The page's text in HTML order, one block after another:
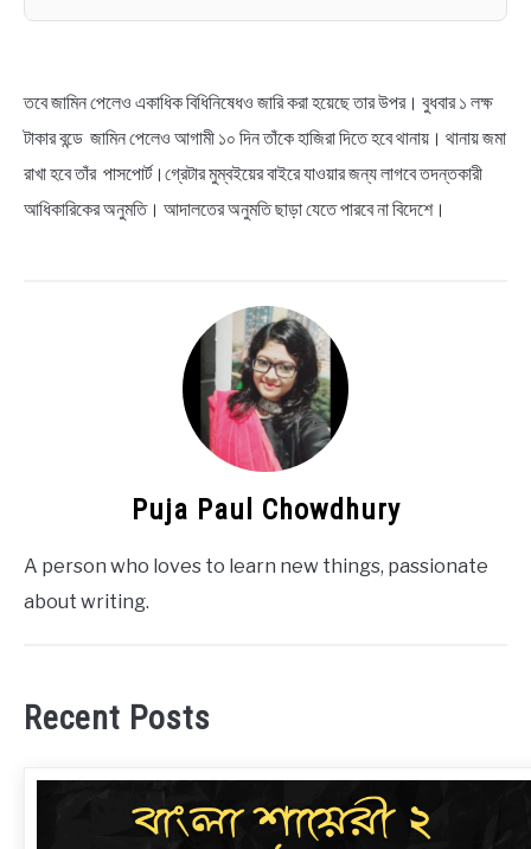
তবে জামিন পেলেও একাধিক বিধিনিষেধও জারি করা হয়েছে তার উপর। বুধবার ১ লক্ষ
টাকার বন্ডে জামিন পেলেও আগামী ১০ দিন তাঁকে হাজিরা দিতে হবে থানায়। থানায় জমা
রাখা হবে তাঁর পাসপোর্ট।গ্রেটার মুম্বইয়ের বাইরে যাওয়ার জন্য লাগবে তদন্তকারী
আধিকারিকের অনুমতি। আদালতের অনুমতি ছাড়া যেতে পারবে না বিদেশে।
Puja Paul Chowdhury
A person who loves to learn new things, passionate
about writing.
Recent Posts